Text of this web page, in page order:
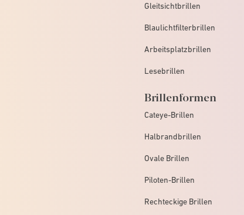
Gleitsichtbrillen
Blaulichtfilterbrillen
Arbeitsplatzbrillen
Lesebrillen
Brillenformen
Cateye-Brillen
Halbrandbrillen
Ovale Brillen
Piloten-Brillen
Rechteckige Brillen